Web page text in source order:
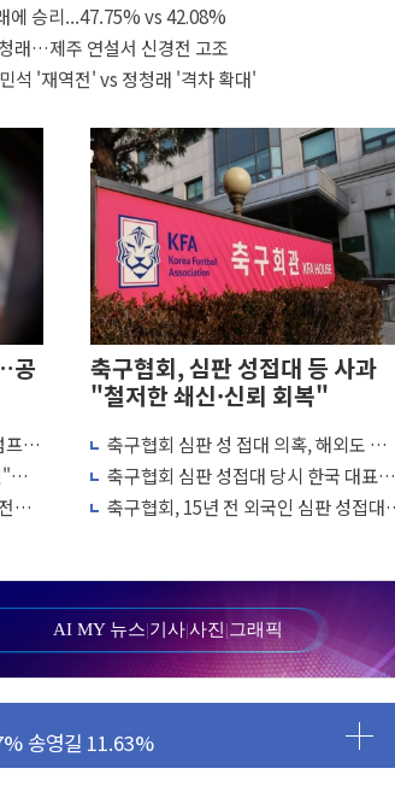
에 승리...47.75% vs 42.08%
래…제주 연설서 신경전 고조
석 '재역전' vs 정청래 '격차 확대'
공
프
"…
쟁
축구협회, 심판 성접대 등 사과
"철저한 쇄신·신뢰 회복"
축구협회 심판 성 접대 의혹, 해외도 관심
↑…감독 선임 과정 수사까지 외신 주목
축구협회 심판 성접대 당시 한국 대표팀
7경기 무패 행진
축구협회, 15년 전 외국인 심판 성접대
AI MY 뉴스|기사|사진 |그래픽
'
제구간 없어
42.08%
송영길 11.63%
송영길 7.47%